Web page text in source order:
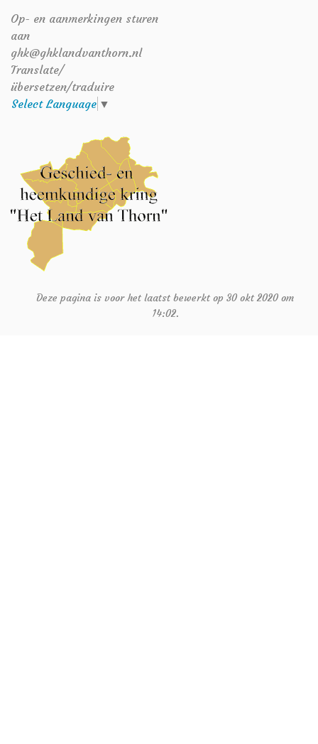
Op- en aanmerkingen sturen
aan
ghk@ghklandvanthorn.nl
Translate/
übersetzen/traduire
Select Language ▼
Deze pagina is voor het laatst bewerkt op 30 okt 2020 om
14:02.